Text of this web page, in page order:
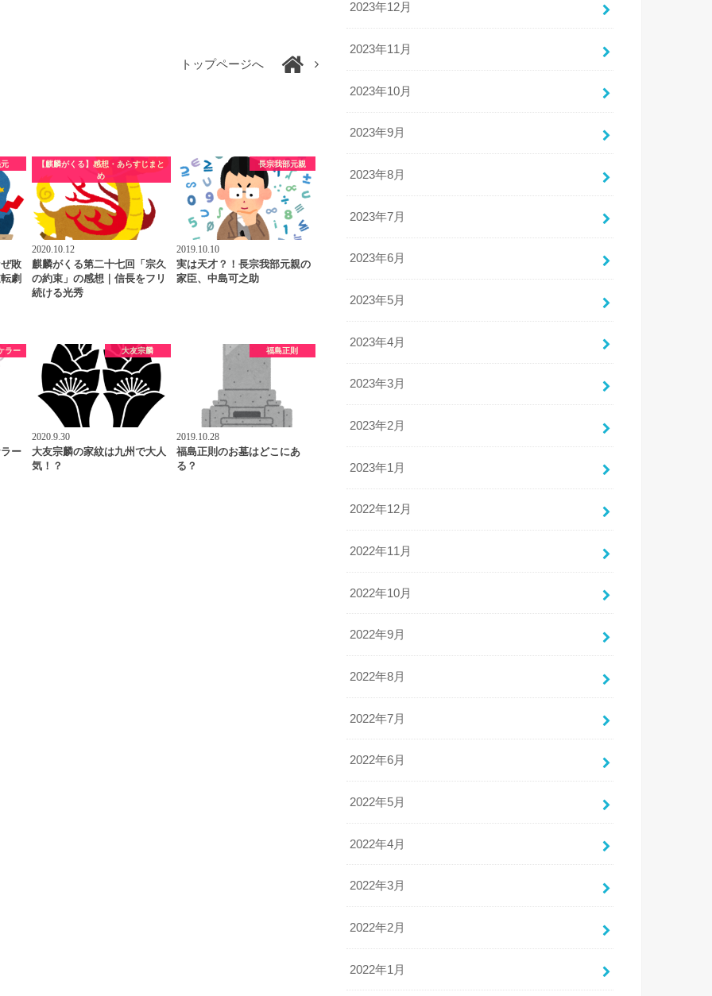
トップページへ
敗
劇
【麒麟がくる】感想・あらすじまと
め
2020.10.12
麒麟がくる第二十七回「宗久
の約束」の感想｜信長をフリ
続ける光秀
長宗我部元親
2019.10.10
実は天才？！長宗我部元親の
家臣、中島可之助
ラー
ー
大友宗麟
2020.9.30
大友宗麟の家紋は九州で大人
気！？
福島正則
2019.10.28
福島正則のお墓はどこにあ
る？
2023年12月
2023年11月
2023年10月
2023年9月
2023年8月
2023年7月
2023年6月
2023年5月
2023年4月
2023年3月
2023年2月
2023年1月
2022年12月
2022年11月
2022年10月
2022年9月
2022年8月
2022年7月
2022年6月
2022年5月
2022年4月
2022年3月
2022年2月
2022年1月